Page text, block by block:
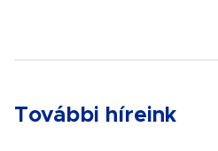
További híreink